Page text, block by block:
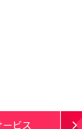
ビス